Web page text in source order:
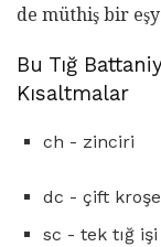
de müthiş bir
Bu Tığ
Kısaltmalar
ch - zinciri
dc - çift kroşe
sc - tek tığ işi